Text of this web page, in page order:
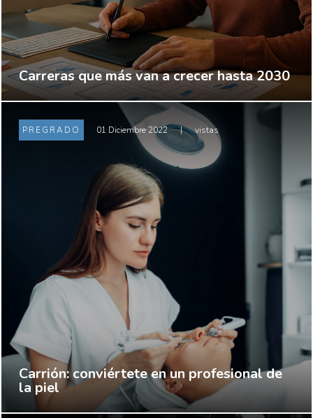
Carreras que más van a crecer hasta 2030
PREGRADO 01 Diciembre 2022 | vistas
Carrión: conviértete en un profesional de
la piel